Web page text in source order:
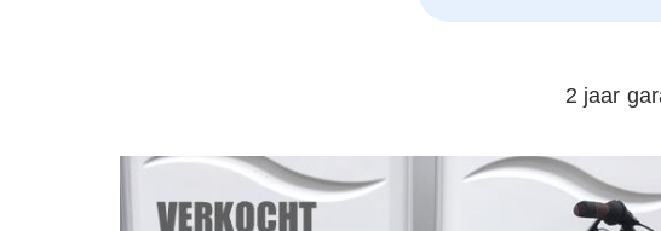
2 jaar